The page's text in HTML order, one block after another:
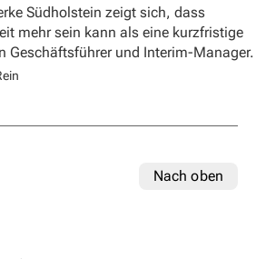
Südholstein zeigt sich, dass
mehr sein kann als eine kurzfristige
Geschäftsführer und Interim-Manager.
Nach oben